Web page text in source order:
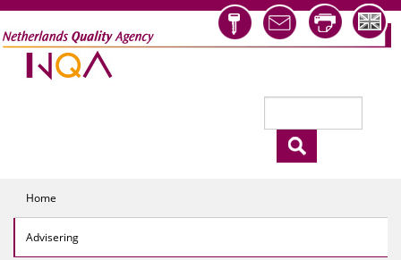
Overslaan en naar de inhoud gaan
Home
Advisering